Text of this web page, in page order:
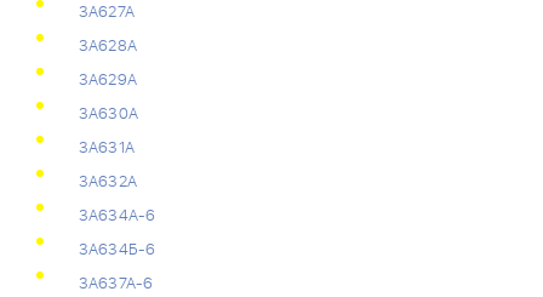
3А627А
3А628А
3А629А
3А630А
3А631А
3А632А
3А634А-6
3А634Б-6
3А637А-6